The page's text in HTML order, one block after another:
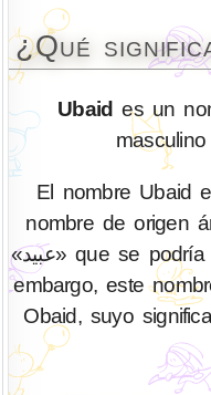
¿Qué
Ubaid es un
El nombre Ubaid
nombre de origen
«عبيد» que se podría interpretar como “leal, fiel”, sin
embargo, este
Obaid, suyo